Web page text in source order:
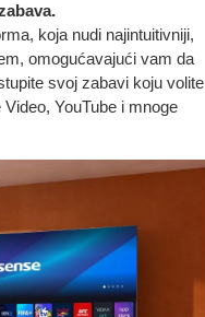
koja nudi najintuitivniji,
omogućavajući vam da
svoj zabavi koju volite
YouTube i mnoge